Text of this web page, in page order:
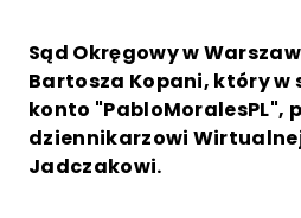
Sąd Okręgowy w
Bartosza Kopani, który w
konto "PabloMoralesPL",
dziennikarzowi
Jadczakowi.